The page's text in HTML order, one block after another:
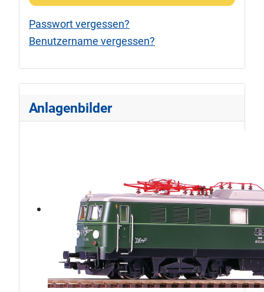
Passwort vergessen?
Benutzername vergessen?
Anlagenbilder